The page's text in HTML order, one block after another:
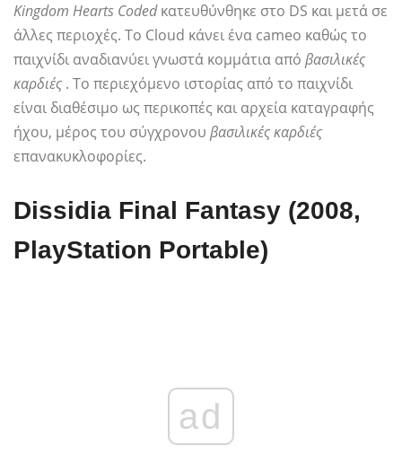
Kingdom Hearts Codedκατευθύνθηκε στο DS και μετά σε
άλλες περιοχές. Το Cloud κάνει ένα cameo καθώς το
παιχνίδι αναδιανύει γνωστά κομμάτια από βασιλικές
καρδιές . Το περιεχόμενο ιστορίας από το παιχνίδι
είναι διαθέσιμο ως περικοπές και αρχεία καταγραφής
ήχου, μέρος του σύγχρονου βασιλικές καρδιές
επανακυκλοφορίες.
Dissidia Final Fantasy (2008,
PlayStation Portable)
ad